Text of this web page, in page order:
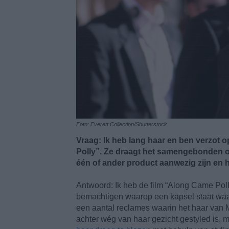
Foto: Everett Collection/Shutterstock
Vraag: Ik heb lang haar en ben verzot
Polly”. Ze draagt het samengebonden
één of ander product aanwezig zijn en
Antwoord: Ik heb de film “Along Came
bemachtigen waarop een kapsel staat
een aantal reclames waarin het haar van
achter wég van haar gezicht gestyled is,